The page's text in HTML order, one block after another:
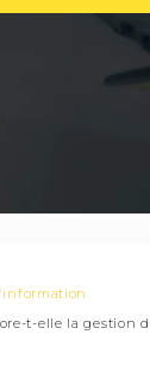
t-elle la gestion